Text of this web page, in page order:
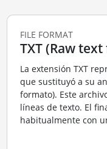
FILE FORMAT
TXT (Raw
La extensión TXT
que sustituyó a su
formato). Este
líneas de texto. El
habitualmente con